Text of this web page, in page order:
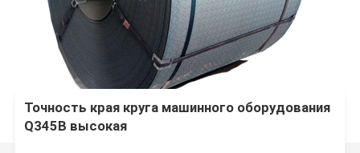
Точность края круга машинного оборудования
Q345B высокая